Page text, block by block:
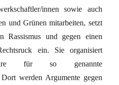
innen sowie auch
und Grünen mitarbeiten, setzt
und gegen einen
ein. Sie organisiert
für so genannte
werden Argumente gegen